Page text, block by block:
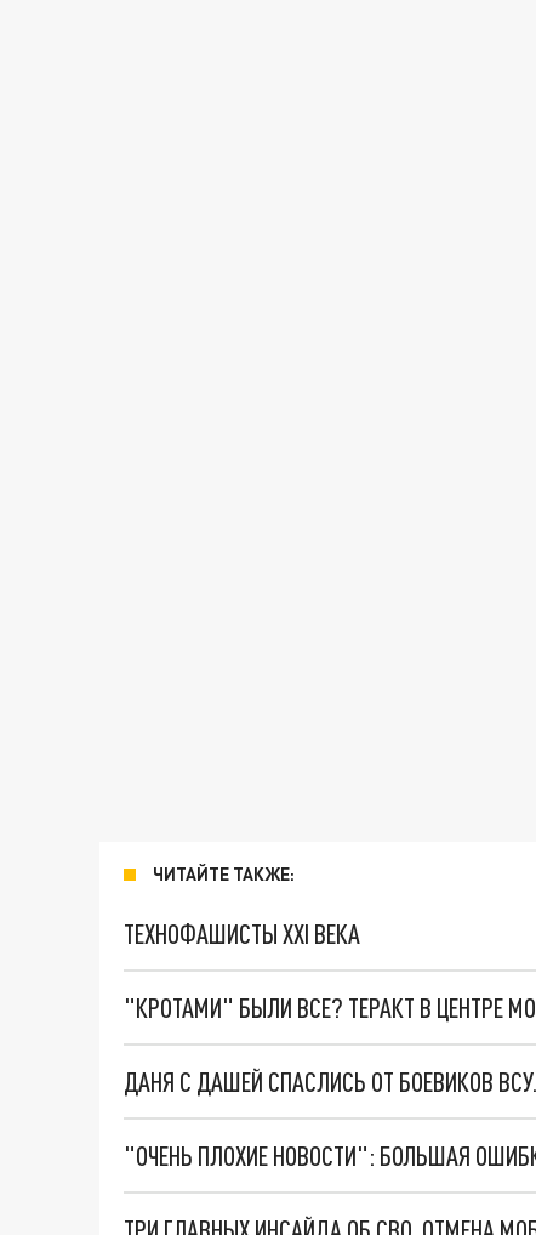
ЧИТАЙТЕ ТАКЖЕ:
ТЕХНОФАШИСТЫ XXI ВЕКА
"КРОТАМИ" БЫЛИ ВСЕ? ТЕРАКТ В ЦЕНТРЕ
ДАНЯ С ДАШЕЙ СПАСЛИСЬ ОТ БОЕВИКОВ